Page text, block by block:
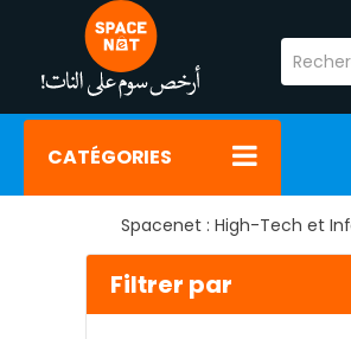
CATÉGORIES
Spacenet : High-Tech et
Filtrer par